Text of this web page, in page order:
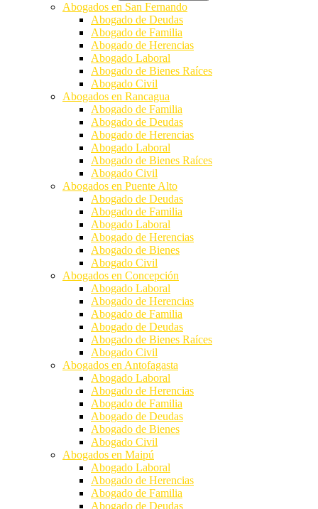
Abogados en San Fernando
Abogado de Deudas
Abogado de Familia
Abogado de Herencias
Abogado Laboral
Abogado de Bienes Raíces
Abogado Civil
Abogados en Rancagua
Abogado de Familia
Abogado de Deudas
Abogado de Herencias
Abogado Laboral
Abogado de Bienes Raíces
Abogado Civil
Abogados en Puente Alto
Abogado de Deudas
Abogado de Familia
Abogado Laboral
Abogado de Herencias
Abogado de Bienes
Abogado Civil
Abogados en Concepción
Abogado Laboral
Abogado de Herencias
Abogado de Familia
Abogado de Deudas
Abogado de Bienes Raíces
Abogado Civil
Abogados en Antofagasta
Abogado Laboral
Abogado de Herencias
Abogado de Familia
Abogado de Deudas
Abogado de Bienes
Abogado Civil
Abogados en Maipú
Abogado Laboral
Abogado de Herencias
Abogado de Familia
Abogado de Deudas